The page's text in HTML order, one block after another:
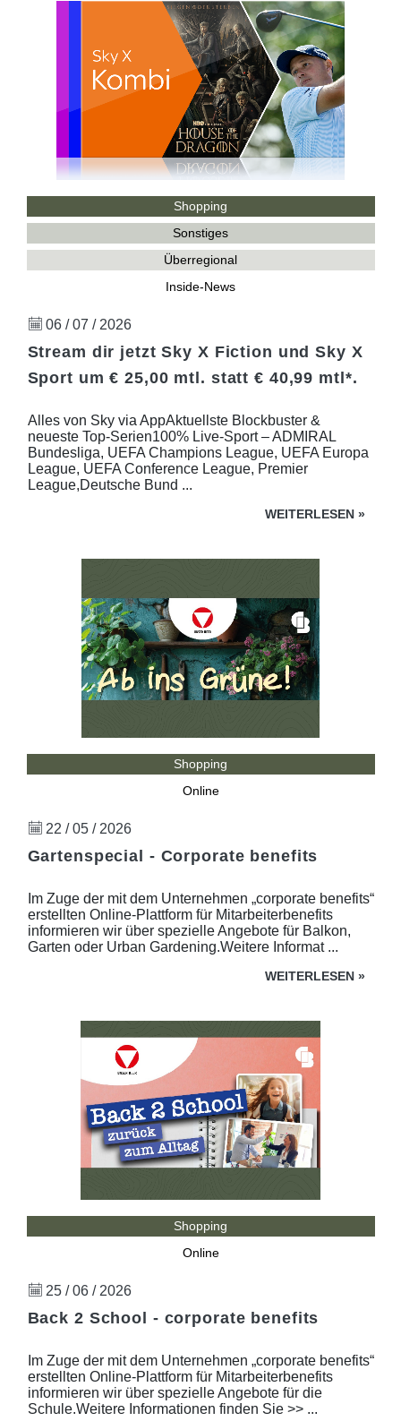
Shopping
Sonstiges
Überregional
Inside-News
06 / 07 / 2026
Stream dir jetzt Sky X Fiction und Sky X
Sport um € 25,00 mtl. statt € 40,99 mtl*.
Alles von Sky via AppAktuellste Blockbuster &
neueste Top-Serien100% Live-Sport – ADMIRAL
Bundesliga, UEFA Champions League, UEFA Europa
League, UEFA Conference League, Premier
League,Deutsche Bund ...
WEITERLESEN »
Shopping
Online
22 / 05 / 2026
Gartenspecial - Corporate benefits
Im Zuge der mit dem Unternehmen „corporate benefits“
erstellten Online-Plattform für Mitarbeiterbenefits
informieren wir über spezielle Angebote für Balkon,
Garten oder Urban Gardening.Weitere Informat ...
WEITERLESEN »
Shopping
Online
25 / 06 / 2026
Back 2 School - corporate benefits
Im Zuge der mit dem Unternehmen „corporate benefits“
erstellten Online-Plattform für Mitarbeiterbenefits
informieren wir über spezielle Angebote für die
Schule.Weitere Informationen finden Sie >> ...